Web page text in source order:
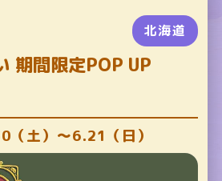
北海道
期間限定POP UP
土）～6.21（日）